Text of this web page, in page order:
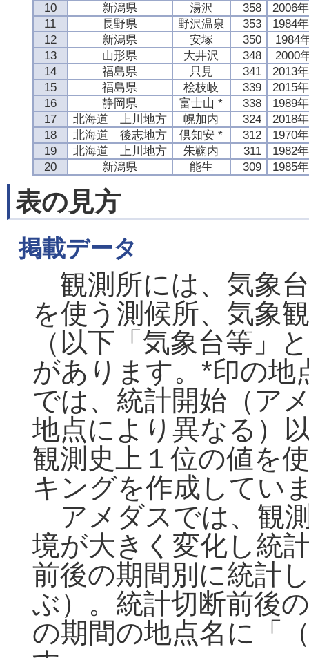
10
新潟県 湯沢 358
2006
11
長野県 野沢温泉 353
1984
12
新潟県 安塚 350
1984
13
山形県 大井沢 348
2000
14
福島県 只見 341
2013
15
福島県 桧枝岐 339
2015
16
静岡県 富士山 * 338
1989
17
北海道 上川地方 幌加内 324
2018
18
北海道 後志地方 倶知安 * 312
1970
19
北海道 上川地方 朱鞠内 311
1982
20
新潟県 能生 309 1985
表の見方
掲載データ
観測所には、気象
を使う測候所、気象
（以下「気象台等」
があります。*印の地
では、統計開始（ア
地点により異なる）
観測史上１位の値を
キングを作成してい
アメダスでは、観
境が大きく変化し統
前後の期間別に統計
ぶ）。統計切断前後
の期間の地点名に「